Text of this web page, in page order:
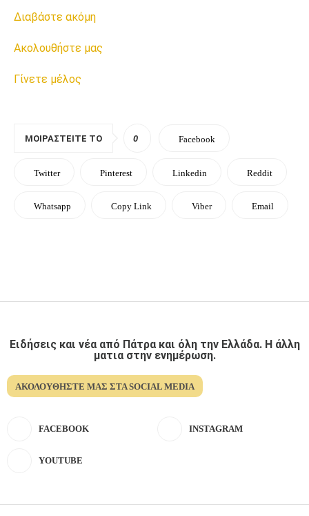
Διαβάστε ακόμη
Ακολουθήστε μας
Γίνετε μέλος
ΜΟΙΡΑΣΤΕΊΤΕ ΤΟ 0 Facebook
Twitter Pinterest Linkedin Reddit
Whatsapp Copy Link Viber Email
Ειδήσεις και νέα από Πάτρα και όλη την Ελλάδα. Η άλλη
ματια στην ενημέρωση.
ΑΚΟΛΟΥΘΉΣΤΕ ΜΑΣ ΣΤΑ SOCIAL MEDIA
FACEBOOK INSTAGRAM
YOUTUBE